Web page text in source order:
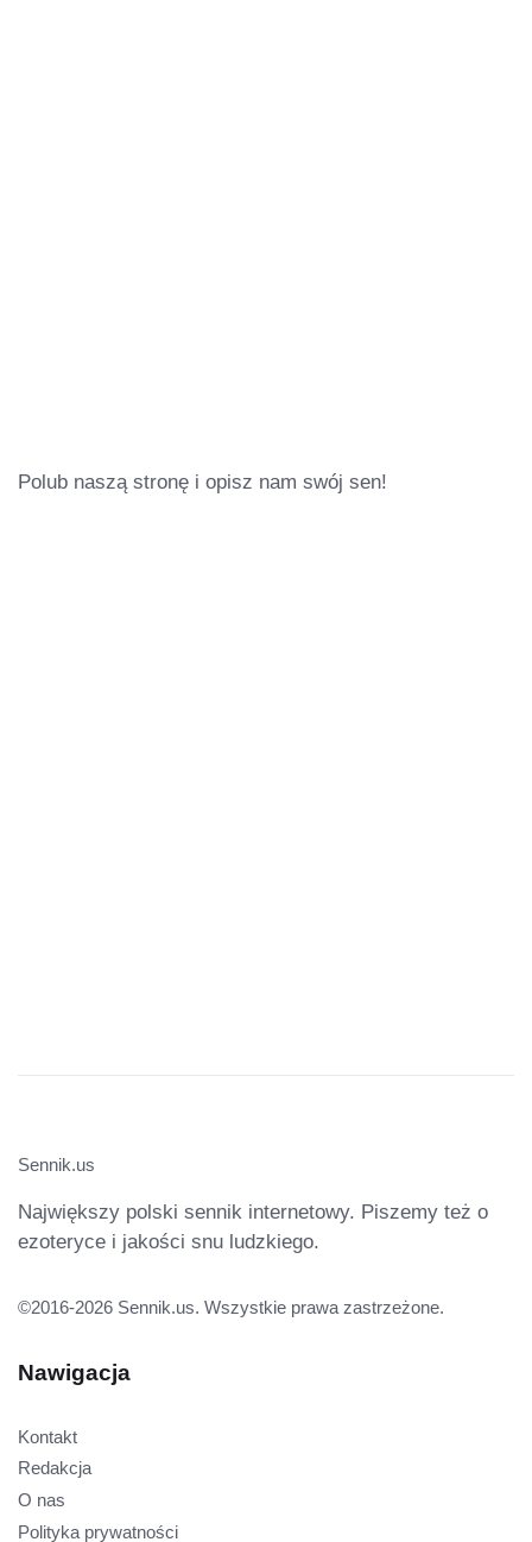
Polub naszą stronę i opisz nam swój sen!
Sennik.us
Największy polski sennik internetowy. Piszemy też o
ezoteryce i jakości snu ludzkiego.
©2016-2026 Sennik.us. Wszystkie prawa zastrzeżone.
Nawigacja
Kontakt
Redakcja
O nas
Polityka prywatności